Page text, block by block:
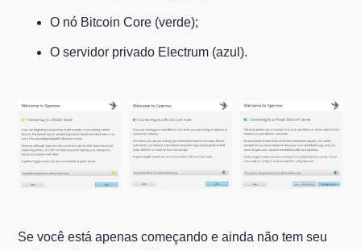
O nó Bitcoin Core (verde);
O servidor privado Electrum (azul).
Se você está apenas começando e ainda não tem seu